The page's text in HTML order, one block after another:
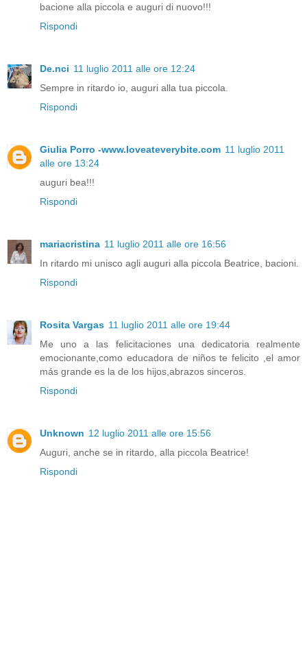
bacione alla piccola e auguri di nuovo!!!
Rispondi
De.nci 11 luglio 2011 alle ore 12:24
Sempre in ritardo io, auguri alla tua piccola.
Rispondi
Giulia Porro -www.loveateverybite.com 11 luglio 2011
alle ore 13:24
auguri bea!!!
Rispondi
mariacristina 11 luglio 2011 alle ore 16:56
In ritardo mi unisco agli auguri alla piccola Beatrice, bacioni.
Rispondi
Rosita Vargas 11 luglio 2011 alle ore 19:44
Me uno a las felicitaciones una dedicatoria realmente
emocionante,como educadora de niños te felicito ,el amor
más grande es la de los hijos,abrazos sinceros.
Rispondi
Unknown 12 luglio 2011 alle ore 15:56
Auguri, anche se in ritardo, alla piccola Beatrice!
Rispondi